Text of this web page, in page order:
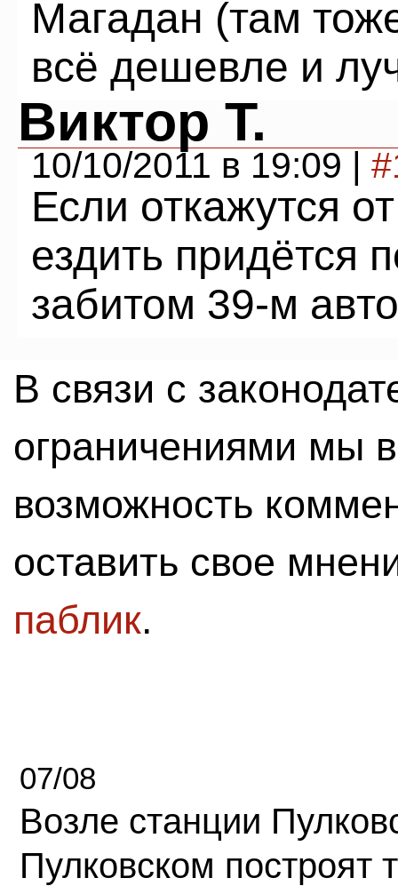
Магадан (там
всё дешевле и
Виктор Т.
10/10/2011 в 19:09 |
Если откажутся
ездить придётся
забитом 39-м
В связи с
ограничениями мы
возможность
оставить свое
паблик.
07/08
Возле станции
Пулковском построят